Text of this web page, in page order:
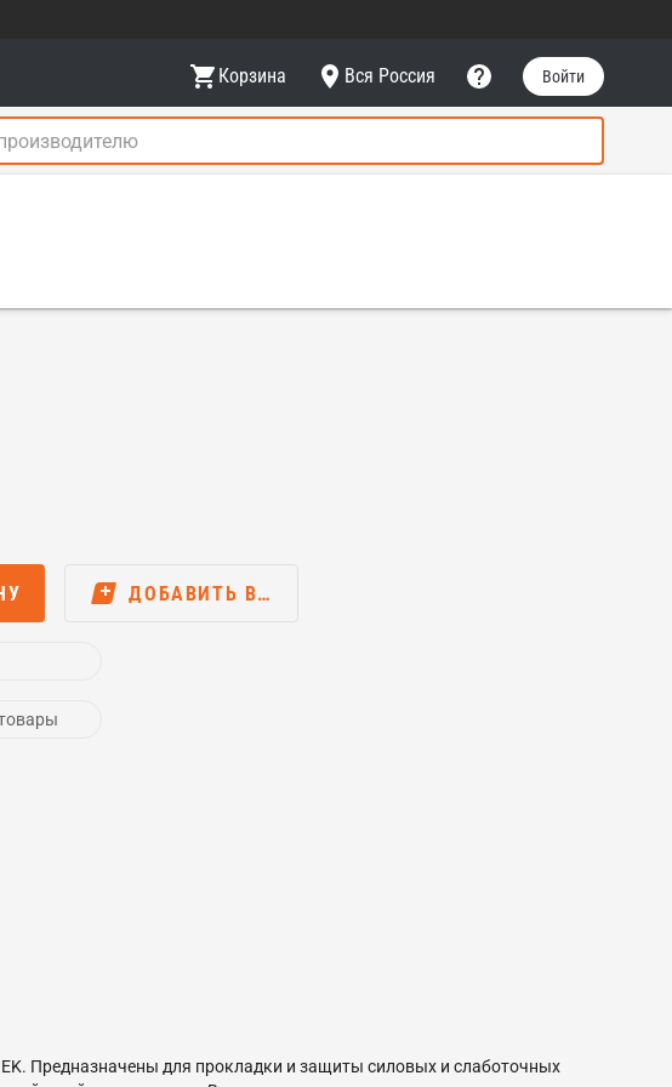
Корзина Вся Россия Войти
ДОБАВИТЬ В…
Предназначены для прокладки и защиты силовых и слаботочных